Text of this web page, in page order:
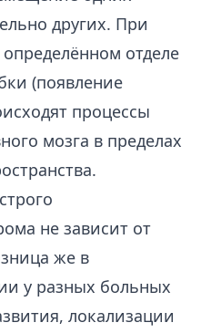
других. При
отделе
(появление
процессы
мозга в пределах
не зависит от
же в
у разных больных
локализации